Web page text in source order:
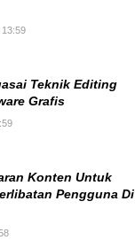
13:59
Teknik Editing
Grafis
Konten Untuk
Pengguna Di